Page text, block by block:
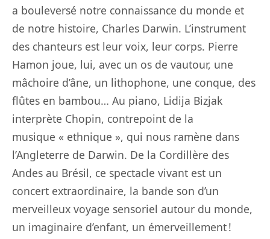
a bouleversé notre connaissance du monde et
de notre histoire, Charles Darwin. L’instrument
des chanteurs est leur voix, leur corps. Pierre
Hamon joue, lui, avec un os de vautour, une
mâchoire d’âne, un lithophone, une conque, des
flûtes en bambou… Au piano, Lidija Bizjak
interprète Chopin, contrepoint de la
musique « ethnique », qui nous ramène dans
l’Angleterre de Darwin. De la Cordillère des
Andes au Brésil, ce spectacle vivant est un
concert extraordinaire, la bande son d’un
merveilleux voyage sensoriel autour du monde,
un imaginaire d’enfant, un émerveillement !